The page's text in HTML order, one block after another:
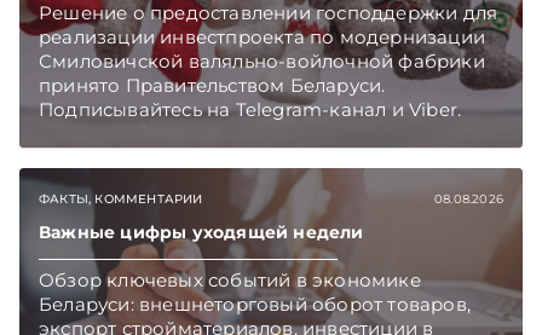
Решение о предоставлении господдержки для
реализации инвестпроекта по модернизации
Смиловичской валяльно-войлочной фабрики
принято Правительством Беларуси.
Подписывайтесь на Telegram‑канал и Viber.
Главное об экономике Беларуси — раньше,
ФАКТЫ, КОММЕНТАРИИ 08.08.2026
Важные цифры уходящей недели
Обзор ключевых событий в экономике
Беларуси: внешнеторговый оборот товаров,
экспорт стройматериалов, инвестиции в